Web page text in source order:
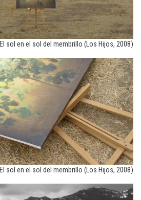
El sol en el sol del membrillo (Los Hijos, 2008)
El sol en el sol del membrillo (Los Hijos, 2008)